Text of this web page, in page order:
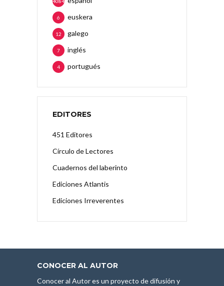
euskera
6
galego
12
inglés
7
portugués
4
EDITORES
451 Editores
Círculo de Lectores
Cuadernos del laberinto
Ediciones Atlantis
Ediciones Irreverentes
CONOCER AL AUTOR
Conocer al Autor es un proyecto de difusión y